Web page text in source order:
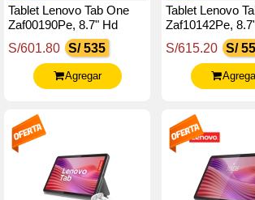
Tablet Lenovo Tab One
Zaf00190Pe, 8.7" Hd
(1340X800) Ips, 4Gb
Ram Lpddr4X, 128Gb
Emmc 5.1
S/601.80 S/ 535
Agregar
Tablet Lenovo
Zaf10142Pe,
(1340X800) Ips,
Ram Lpddr4X,
Emmc 5.1
S/615.20 S/